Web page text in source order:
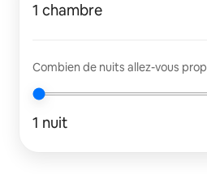
1 chambre
Combien de nuits allez-vous
1 nuit